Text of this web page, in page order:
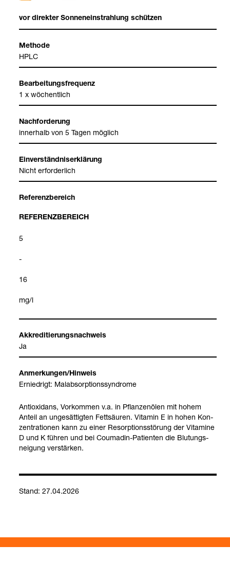
vor direk­ter Son­nen­ein­strah­lung schüt­zen
Methode
HPLC
Bear­bei­tungs­fre­quenz
1 x wöchent­lich
Nach­for­de­rung
inner­halb von 5 Tagen mög­lich
Ein­ver­ständ­nis­er­klä­rung
Nicht erfor­der­lich
Refe­renz­be­reich
REFE­RENZ­BE­REICH
5
-
16
mg/l
Akkre­di­tie­rungs­nach­weis
Ja
Anmer­kun­gen/Hin­weis
Ernied­rigt: Mal­ab­sorp­ti­ons­syn­drome
Anti­oxi­dans, Vor­kom­men v.a. in Pflan­zen­ölen mit hohem
Anteil an unge­sät­tig­ten Fett­säu­ren. Vit­amin E in hohen Kon­
zen­tra­tio­nen kann zu einer Resorp­ti­ons­stö­rung der Vit­amine
D und K füh­ren und bei Cou­ma­din-​Pati­en­ten die Blu­tungs­
nei­gung ver­stär­ken.
Stand: 27.04.2026